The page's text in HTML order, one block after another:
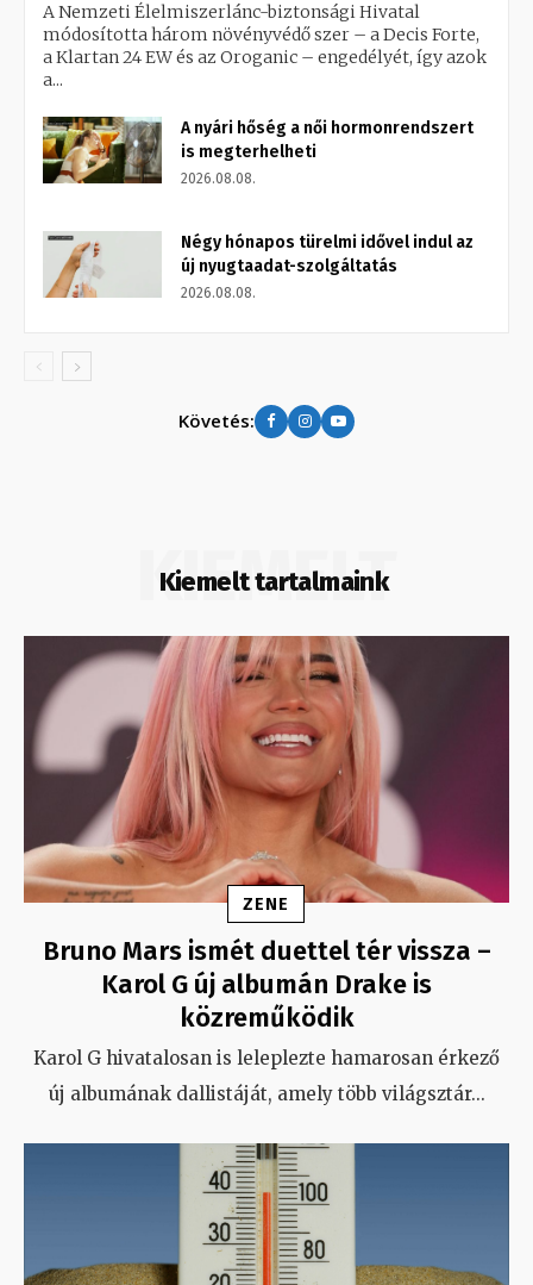
A Nemzeti Élelmiszerlánc-biztonsági Hivatal
módosította három növényvédő szer – a Decis Forte,
a Klartan 24 EW és az Oroganic – engedélyét, így azok
a...
A nyári hőség a női hormonrendszert
is megterhelheti
2026.08.08.
Négy hónapos türelmi idővel indul az
új nyugtaadat-szolgáltatás
2026.08.08.
Követés:
Kiemelt tartalmaink
KIEMELT
ZENE
Bruno Mars ismét duettel tér vissza –
Karol G új albumán Drake is
közreműködik
Karol G hivatalosan is leleplezte hamarosan érkező
új albumának dallistáját, amely több világsztár...